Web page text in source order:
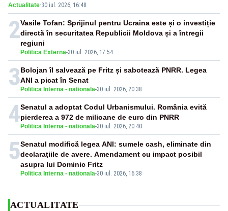
Actualitate·30 iul. 2026, 16:48
2
Politica Externa-30 iul. 2026, 17:54
Vasile Tofan: Sprijinul pentru Ucraina este și o investiție
directă în securitatea Republicii Moldova și a întregii
regiuni
3 Politica Interna - nationala-30 iul. 2026, 20:38
Bolojan îl salvează pe Fritz și sabotează PNRR. Legea
ANI a picat în Senat
4 Politica Interna - nationala-30 iul. 2026, 20:40
Senatul a adoptat Codul Urbanismului. România evită
pierderea a 972 de milioane de euro din PNRR
5
Politica Interna - nationala-30 iul. 2026, 16:38
Senatul modifică legea ANI: sumele cash, eliminate din
declaraţiile de avere. Amendament cu impact posibil
asupra lui Dominic Fritz
ACTUALITATE